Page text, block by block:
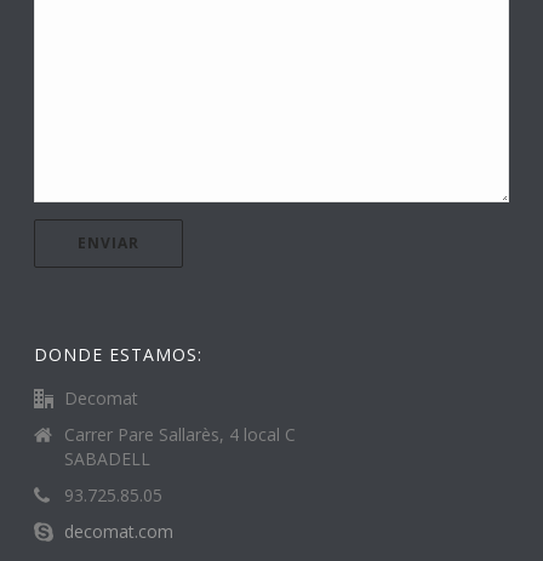
DONDE ESTAMOS:
Decomat
Carrer Pare Sallarès, 4 local C
SABADELL
93.725.85.05
decomat.com